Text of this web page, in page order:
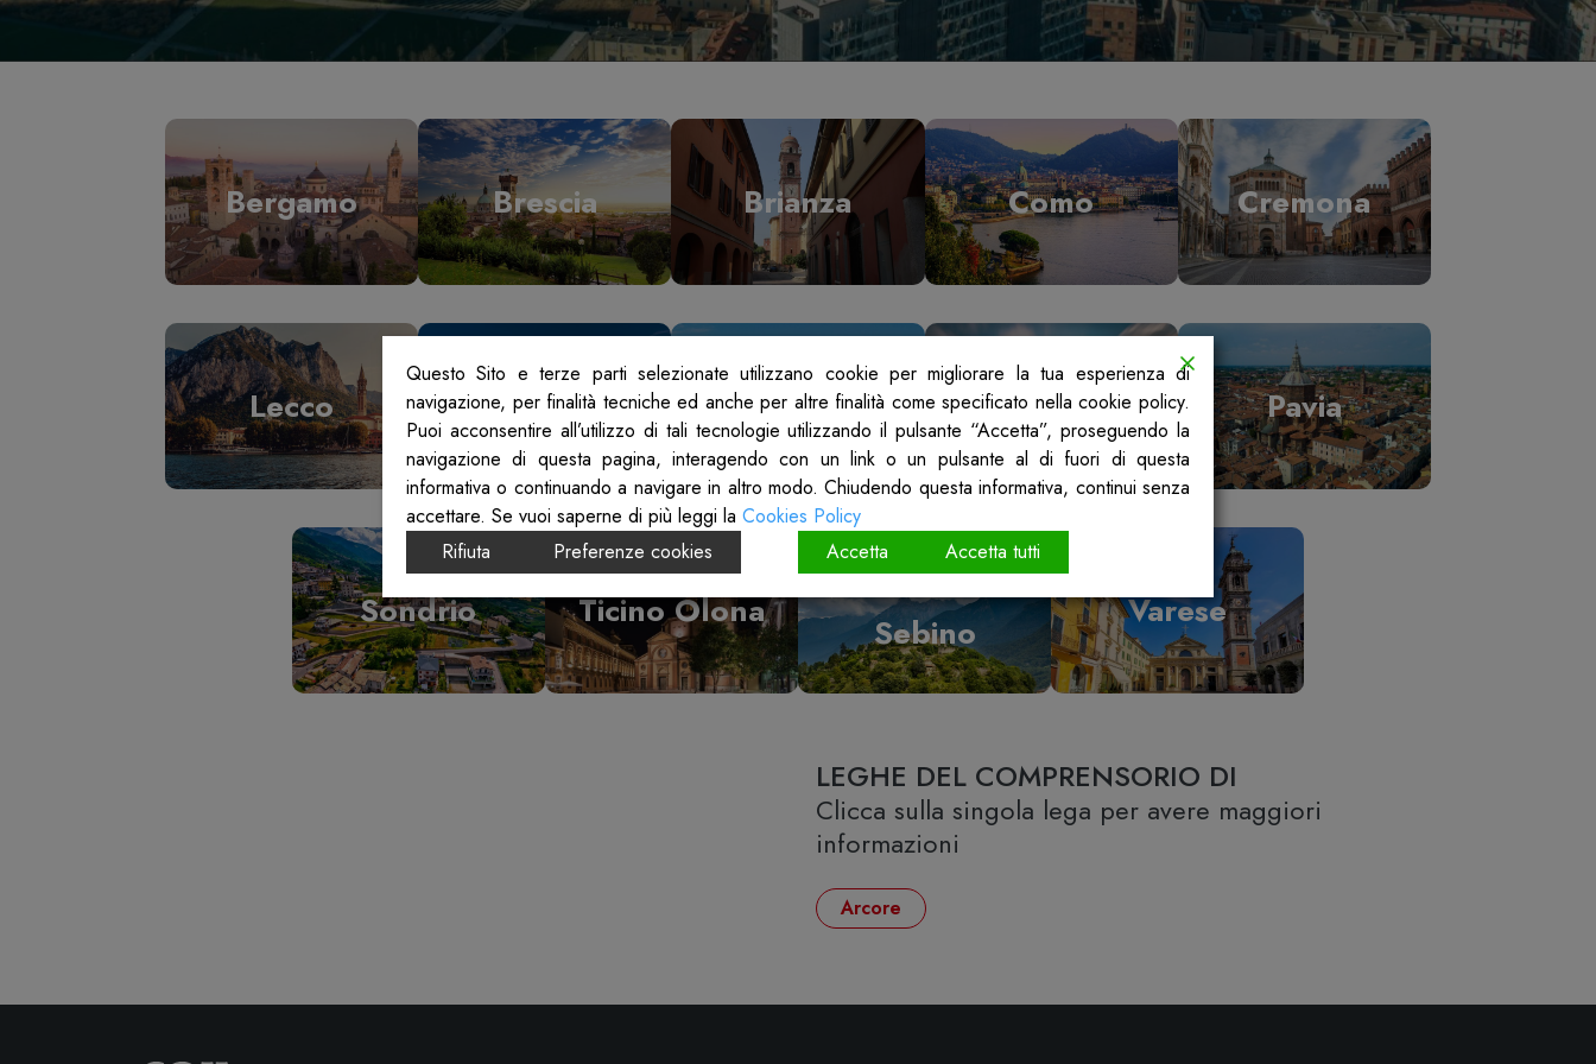
Bergamo Brescia Brianza Como Cremona
Lecco Lodi Mantova Milano Pavia
Sondrio Ticino Olona
Vallecamonica
Sebino
Varese
LEGHE DEL COMPRENSORIO DI
Clicca sulla singola lega per avere maggiori
informazioni
Arcore
Questo Sito e terze parti selezionate utilizzano cookie per migliorare la tua esperienza di
navigazione, per finalità tecniche ed anche per altre finalità come specificato nella cookie policy.
Puoi acconsentire all’utilizzo di tali tecnologie utilizzando il pulsante “Accetta”, proseguendo la
navigazione di questa pagina, interagendo con un link o un pulsante al di fuori di questa
informativa o continuando a navigare in altro modo. Chiudendo questa informativa, continui senza
accettare. Se vuoi saperne di più leggi la Cookies Policy
Rifiuta
Preferenze cookies Accetta Accetta tutti